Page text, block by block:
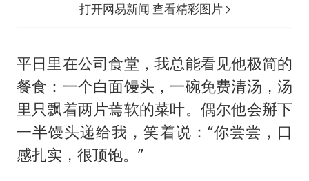
打开网易新闻 查看精彩图片
平日里在公司食堂，我总能看见他极简的
餐食：一个白面馒头，一碗免费清汤，汤
里只飘着两片蔫软的菜叶。偶尔他会掰下
一半馒头递给我，笑着说：“你尝尝，口
感扎实，很顶饱。”